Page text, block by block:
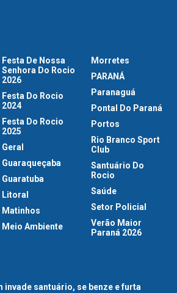
Festa De Nossa
Senhora Do Rocio
2026
Festa Do Rocio
2024
Festa Do Rocio
2025
Geral
Guaraqueçaba
Guaratuba
Litoral
Matinhos
Meio Ambiente
Morretes
PARANÁ
Paranaguá
Pontal Do Paraná
Portos
Rio Branco Sport
Club
Santuário Do
Rocio
Saúde
Setor Policial
Verão Maior
Paraná 2026
invade santuário, se benze e furta